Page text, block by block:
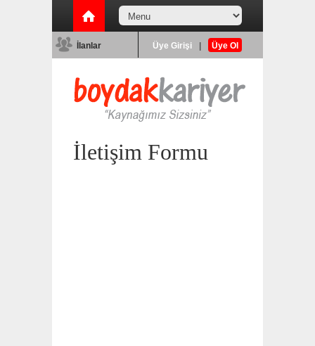
İlanlar Üye Girişi Üye Ol
İletişim Formu